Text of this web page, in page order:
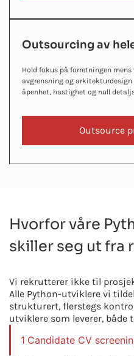
Outsourcing av
Hold fokus på forretningen mens
avgrensning og
åpenhet, hastighet og null
Outsource
Hvorfor våre
skiller seg ut fra
Vi rekrutterer ikke til
Alle Python-utviklere vi
strukturert, flerstegs
utviklere som leverer, både
1 Candidate CV